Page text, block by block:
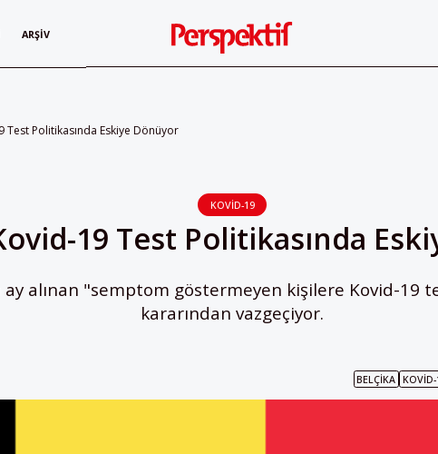
ARŞIV
Test Politikasında Eskiye Dönüyor
KOVID-19
19 Test Politikasında
ay alınan "semptom göstermeyen kişilere Kovid-19
kararından vazgeçiyor.
BELÇIKA KOVID-